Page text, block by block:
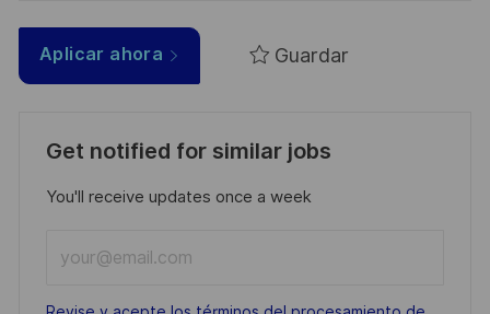
Aplicar ahora Guardar
Get notified for similar jobs
You'll receive updates once a week
Email
address
Required